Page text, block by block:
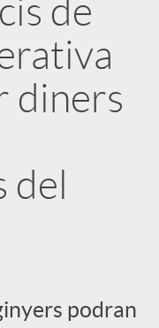
de
diners
podran